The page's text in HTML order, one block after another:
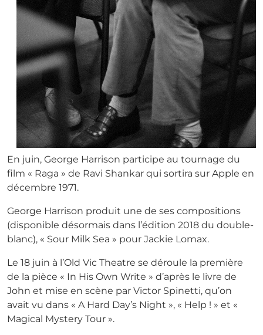
En juin, George Harrison participe au tournage du
film « Raga » de Ravi Shankar qui sortira sur Apple en
décembre 1971.
George Harrison produit une de ses compositions
(disponible désormais dans l’édition 2018 du double-
blanc), « Sour Milk Sea » pour Jackie Lomax.
Le 18 juin à l’Old Vic Theatre se déroule la première
de la pièce « In His Own Write » d’après le livre de
John et mise en scène par Victor Spinetti, qu’on
avait vu dans « A Hard Day’s Night », « Help ! » et «
Magical Mystery Tour ».